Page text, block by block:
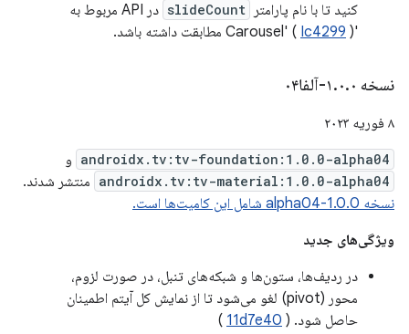
کنید تا با نام پارامتر
slideCount
در API مربوط به
'Carousel' (
Ic4299 ) مطابقت داشته باشد.
نسخه ۱ .۰.۰-آلفا۰۴
۸ فوریه ۲۰۲۳
androidx.tv:tv-foundation:1.0.0-alpha04 و
androidx.tv:tv-material:1.0.0-alpha04 منتشر شدند.
نسخه 1.0.0-alpha04 شامل این کامیت‌ها است.
ویژگی‌های جدید
در ردیف‌ها، ستون‌ها و شبکه‌های تنبل، در صورت لزوم،
محور (pivot) لغو می‌شود تا از نمایش کل آیتم اطمینان
حاصل شود. ( 11d7e40
)